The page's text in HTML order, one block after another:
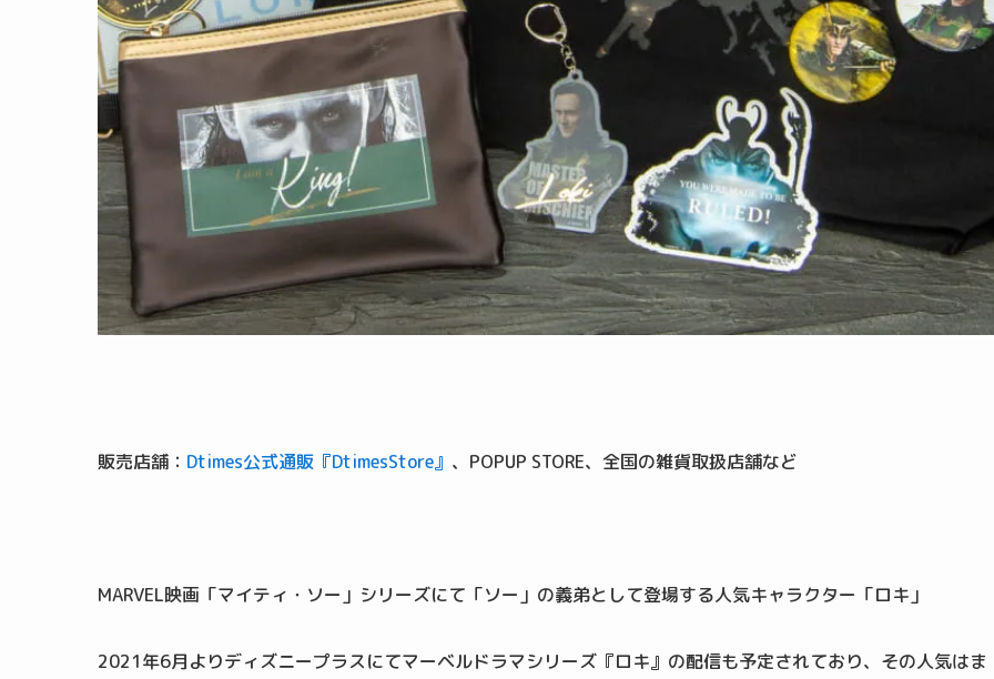
販売店舗： Dtimes公式通販『DtimesStore』 、POPUP STORE、全国の雑貨取扱店舗など
MARVEL映画「マイティ・ソー」シリーズにて「ソー」の義弟として登場する人気キャラクター「ロキ」
2021年6月よりディズニープラスにてマーベルドラマシリーズ『ロキ』の配信も予定されており、その人気はま